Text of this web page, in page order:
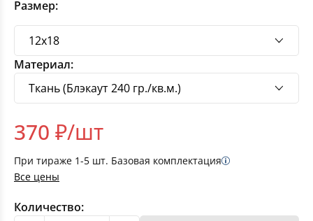
Размер:
Материал:
370 ₽/шт
При тираже 1-5 шт. Базовая комплектация
Все цены
Количество: